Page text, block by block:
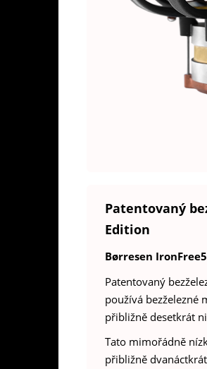
Patentovaný
Edition
Børresen
Patentovaný
používá bezželezné
přibližně desetkrát
Tato mimořádně
přibližně